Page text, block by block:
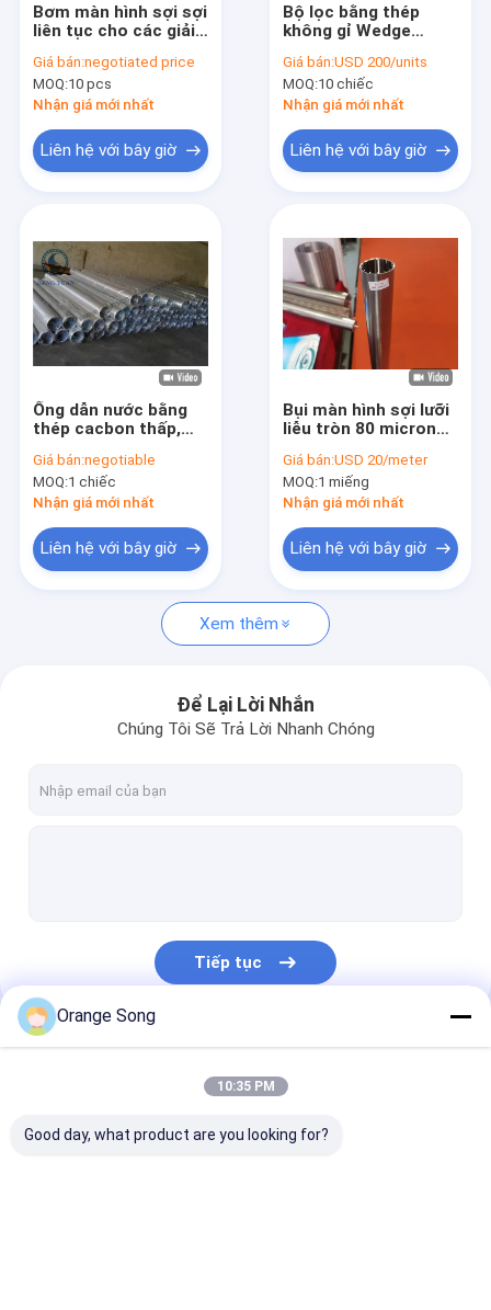
Các sản phẩm
Chương trình VR
Về chúng tôi
Liên hệ chúng tôi
Yêu cầu báo giá
Màn hình dây Johnson
Màn hình dây nêm Johnson
Màn hình quấn dây
Lưới dây nêm
Bộ lọc màn hình parabol
Trống màn hình quay
Bơm màn hình sợi sợi
liên tục cho các giải
Giá bán:negotiated price
MOQ:10 pcs
Nhận giá mới nhất
Liên hệ với bây giờ
Bộ lọc bằng thép
không gỉ Wedge
Screen, Ống nước
giếng sâu
Giá bán:USD 200/units
MOQ:10 chiếc
Nhận giá mới nhất
Liên hệ với bây giờ
Ống dẫn nước bằng
thép cacbon thấp,
Kích thước khe 1,0
mm
Giá bán:negotiable
MOQ:1 chiếc
Nhận giá mới nhất
Liên hệ với bây giờ
Bụi màn hình sợi lưỡi
liễu tròn 80 micron
lọc cơ học
Giá bán:USD 20/meter
MOQ:1 miếng
Nhận giá mới nhất
Liên hệ với bây giờ
Xem thêm
Để Lại Lời Nhắn
Chúng Tôi Sẽ Trả Lời Nhanh Chóng
Tiếp tục
Danh Mục Của Chúng Tôi
Orange Song
10:35 PM
Good day, what product are you looking for?